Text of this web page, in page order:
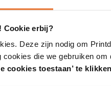
Cookie erbij?
Deze zijn nodig om
die we gebruiken
cookies toestaan’ te